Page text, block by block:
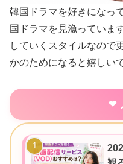
韓国ドラマを好きになっ
国ドラマを見漁っていま
していくスタイルなので
かのためになると嬉しい